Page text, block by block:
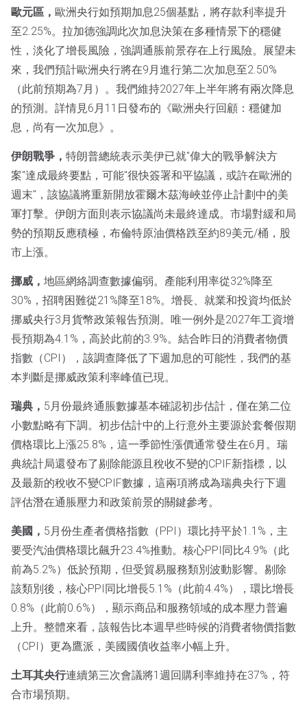
歐元區， 歐洲央行如預期加息25個基點，將存款利率提升
至2.25%。拉加德強調此次加息決策在多種情景下的穩健
性，淡化了增長風險，強調通脹前景存在上行風險。展望未
來，我們預計歐洲央行將在9月進行第二次加息至2.50%
（此前預期為7月）。我們維持2027年上半年將有兩次降息
的預測。詳情見6月11日發布的《歐洲央行回顧：穩健加
息，尚有一次加息》。
伊朗戰爭， 特朗普總統表示美伊已就"偉大的戰爭解決方
案"達成最終要點，可能"很快簽署和平協議，或許在歐洲的
週末"，該協議將重新開放霍爾木茲海峽並停止計劃中的美
軍打擊。伊朗方面則表示協議尚未最終達成。市場對緩和局
勢的預期反應積極，布倫特原油價格跌至約89美元/桶，股
市上漲。
挪威， 地區網絡調查數據偏弱。產能利用率從32%降至
30%，招聘困難從21%降至18%。增長、就業和投資均低於
挪威央行3月貨幣政策報告預測。唯一例外是2027年工資增
長預期為4.1%，高於此前的3.9%。結合昨日的消費者物價
指數（CPI），該調查降低了下週加息的可能性，我們的基
本判斷是挪威政策利率峰值已現。
瑞典， 5月份最終通脹數據基本確認初步估計，僅在第二位
小數點略有下調。初步估計中的上行意外主要源於套餐假期
價格環比上漲25.8%，這一季節性漲價通常發生在6月。瑞
典統計局還發布了剔除能源且稅收不變的CPIF新指標，以
及最新的稅收不變CPIF數據，這兩項將成為瑞典央行下週
評估潛在通脹壓力和政策前景的關鍵參考。
美國， 5月份生產者價格指數（PPI）環比持平於1.1%，主
要受汽油價格環比飆升23.4%推動。核心PPI同比4.9%（此
前為5.2%）低於預期，但受貿易服務類別波動影響。剔除
該類別後，核心PPI同比增長5.1%（此前4.4%），環比增長
0.8%（此前0.6%），顯示商品和服務領域的成本壓力普遍
上升。整體來看，該報告比本週早些時候的消費者物價指數
（CPI）更為鷹派，美國國債收益率小幅上升。
土耳其央行連續第三次會議將1週回購利率維持在37%，符
合市場預期。